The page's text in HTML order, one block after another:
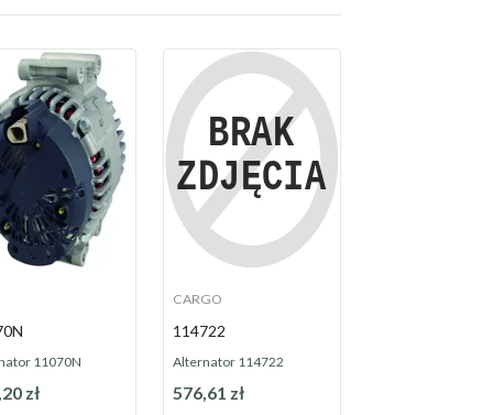
11070N
zł
CARGO
114722
Alternator 114722
576,61 zł